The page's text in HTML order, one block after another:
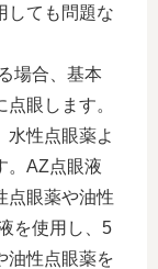
しても問題な
場合、基本
眼します。
水性点眼薬よ
。AZ点眼液
点眼薬や油性
を使用し、5
油性点眼薬を